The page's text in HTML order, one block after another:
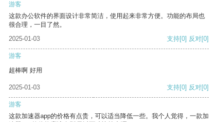
游客
这款办公软件的界面设计非常简洁，使用起来非常方便。功能的布局也
很合理，一目了然。
2025-01-03
支持[0] 反对[0]
游客
超棒啊 好用
2025-01-03 支持[0] 反对[0]
游客
这款加速器app的价格有点贵，可以适当降低一些。我个人觉得，一款加